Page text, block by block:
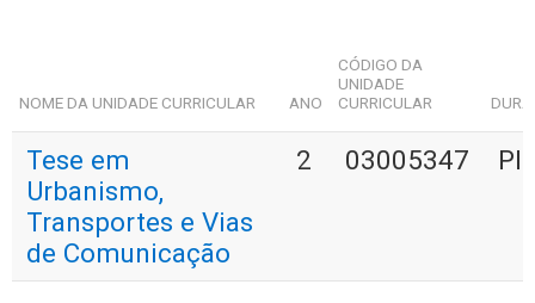
NOME DA UNIDADE CURRICULAR ANO
CÓDIGO DA
UNIDADE
CURRICULAR
Tese em
Urbanismo,
Transportes e Vias
de Comunicação
2 03005347